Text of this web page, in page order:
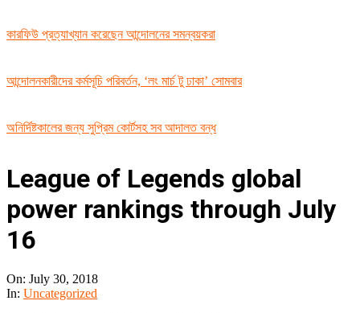
কারফিউ প্রত্যাখ্যান করেছেন আন্দোলনের সমন্বয়করা
আন্দোলনকারীদের কর্মসূচি পরিবর্তন, ‘লং মার্চ টু ঢাকা’ সোমবার
অনির্দিষ্টকালের জন্য সুপ্রিম কোর্টসহ সব আদালত বন্ধ
League of Legends global
power rankings through July
16
On: July 30, 2018
In: Uncategorized